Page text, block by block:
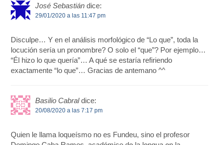
José Sebastián dice:
29/01/2020 a las 11:47 pm
Disculpe… Y en el análisis morfológico de “Lo que”, toda la
locución sería un pronombre? O solo el “que”? Por ejemplo…
“Él hizo lo que quería”… A qué se estaría refiriendo
exactamente “lo que”… Gracias de antemano ^^
Basilio Cabral dice:
20/08/2020 a las 7:17 pm
Quien le llama loqueísmo no es Fundeu, sino el profesor